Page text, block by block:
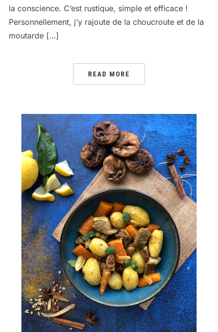
la conscience. C’est rustique, simple et efficace !
Personnellement, j’y rajoute de la choucroute et de la
moutarde […]
READ MORE